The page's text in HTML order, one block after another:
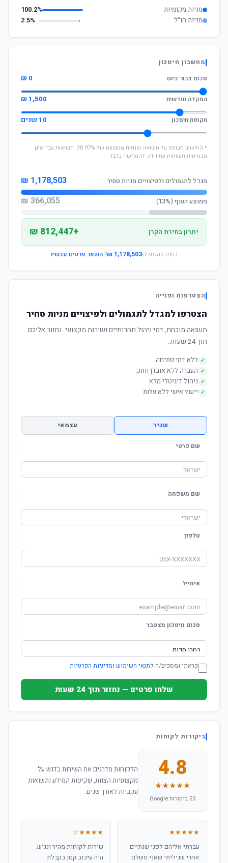
מניות מקומיות
100.2%
מניות חו"ל
2.5%
מחשבון חיסכון
סכום צבור כיום
0 ₪
הפקדה חודשית 1,500 ₪
תקופת חיסכון 10 שנים
* החישוב מבוסס על תשואה שנתית ממוצעת של 30.97%. תשואות עבר אינן
מבטיחות תשואות עתידיות. להמחשה בלבד.
מגדל לתגמולים ולפיצויים מניות סחיר 1,178,503 ₪
ממוצע הענף (13%) 366,055 ₪
יתרון בחירת הקרן +812,447 ₪
רוצה להגיע ל-1,178,503 ₪
?השאר פרטים עכשיו
הצטרפות ופנייה
הצטרפו למגדל לתגמולים ולפיצויים מניות סחיר
תשואה מוכחת, דמי ניהול תחרותיים ושירות מקצועי. נחזור אליכם
תוך 24 שעות.
✓ ללא דמי פתיחה
✓ העברה ללא אובדן וותק
✓ ניהול דיגיטלי מלא
✓ ייעוץ אישי ללא עלות
שכיר עצמאי
שם פרטי
שם משפחה
טלפון
אימייל
סכום חיסכון מצטבר
קראתי ומסכים/ה לתנאי השימוש ומדיניות הפרטיות
שלחו פרטים — נחזור תוך 24 שעות
ביקורות לקוחות
4.8
★★★★★
23 ביקורות Google
הלקוחות מדרגים את השירות בדגש על
מקצועיות הצוות, שקיפות המידע ותשואות
עקביות לאורך שנים.
★★★★★
עברתי אליהם לפני שנתיים
אחרי שגיליתי שאני משלם
★★★★☆
שירות לקוחות מהיר ונגיש.
היה עיכוב קטן בקבלת